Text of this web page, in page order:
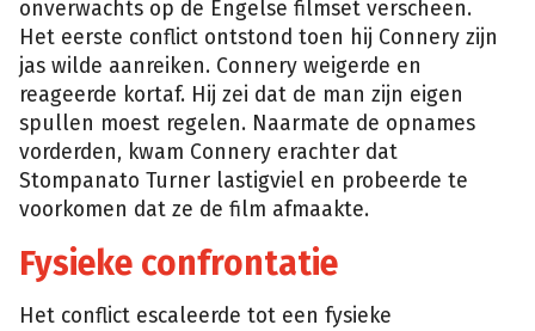
onverwachts op de Engelse filmset verscheen.
Het eerste conflict ontstond toen hij Connery zijn
jas wilde aanreiken. Connery weigerde en
reageerde kortaf. Hij zei dat de man zijn eigen
spullen moest regelen. Naarmate de opnames
vorderden, kwam Connery erachter dat
Stompanato Turner lastigviel en probeerde te
voorkomen dat ze de film afmaakte.
Fysieke confrontatie
Het conflict escaleerde tot een fysieke